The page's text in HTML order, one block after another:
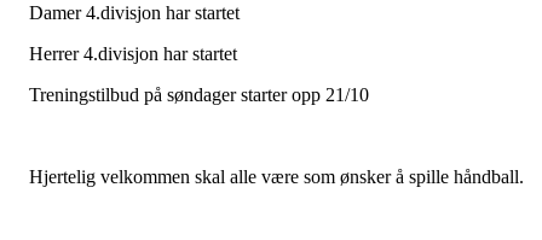
Damer 4.divisjon har startet
Herrer 4.divisjon har startet
Treningstilbud på søndager starter opp 21/10
Hjertelig velkommen skal alle være som ønsker å spille håndball.